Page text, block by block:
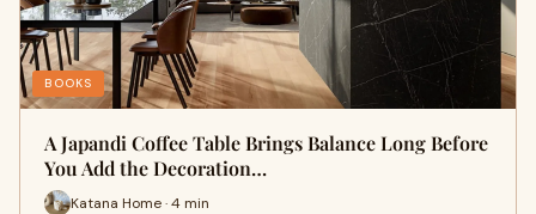
BOOKS
A Japandi Coffee Table Brings Balance Long Before
You Add the Decoration…
Katana Home · 4 min